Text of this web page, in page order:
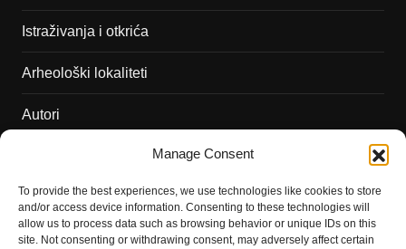
Manage Consent
To provide the best experiences, we use technologies like cookies to store
and/or access device information. Consenting to these technologies will
allow us to process data such as browsing behavior or unique IDs on this
site. Not consenting or withdrawing consent, may adversely affect certain
Istraživanja i otkrića
Arheološki lokaliteti
Autori
Dešavanja
Kontakt